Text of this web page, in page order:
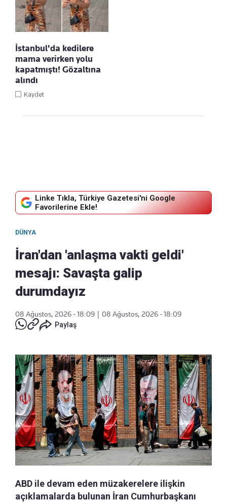
İstanbul'da kedilere
mama verirken yolu
kapatmıştı! Gözaltına
alındı
Kaydet
Linke Tıkla, Türkiye Gazetesi'ni Google
Favorilerine Ekle!
DÜNYA
İran'dan 'anlaşma vakti geldi'
mesajı: Savaşta galip
durumdayız
08 Ağustos, 2026 - 18:09
08 Ağustos, 2026 - 18:09
Paylaş
ABD ile devam eden müzakerelere ilişkin
açıklamalarda bulunan İran Cumhurbaşkanı